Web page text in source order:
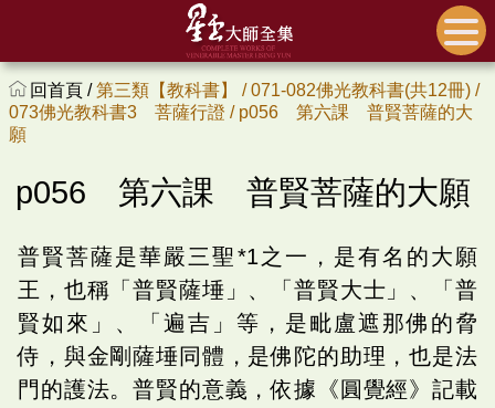
回首頁 /第三類【教科書】 /071-082佛光教科書(共12冊) /
073佛光教科書3 菩薩行證 / p056 第六課 普賢菩薩的大
願
p056 第六課 普賢菩薩的大願
普賢菩薩是華嚴三聖*1之一，是有名的大願
王，也稱「普賢薩埵」、「普賢大士」、「普
賢如來」、「遍吉」等，是毗盧遮那佛的脅
侍，與金剛薩埵同體，是佛陀的助理，也是法
門的護法。普賢的意義，依據《圓覺經》記載